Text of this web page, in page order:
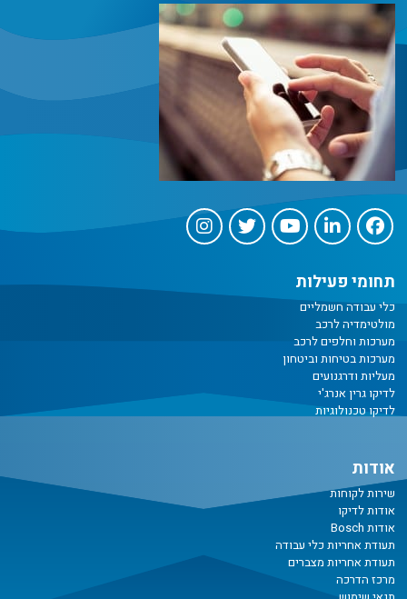
תחומי פעילות
כלי עבודה חשמליים
מולטימדיה לרכב
מערכות וחלפים לרכב
מערכות בטיחות וביטחון
מעליות ודרגנועים
לדיקו גרין אנרג'י
לדיקו טכנולוגיות
אודות
שירות לקוחות
אודות לדיקו
אודות Bosch
תעודת אחריות כלי עבודה
תעודת אחריות מצברים
מרכז הדרכה